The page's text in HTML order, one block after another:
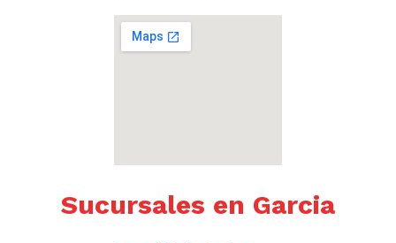
Sucursales en Garcia